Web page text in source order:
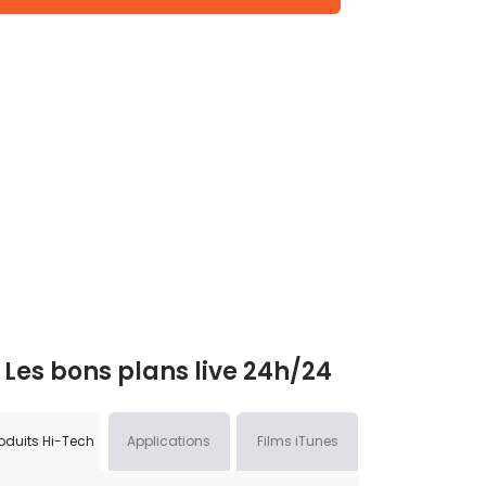
Les bons plans live 24h/24
Hi-Tech Applications Films iTunes